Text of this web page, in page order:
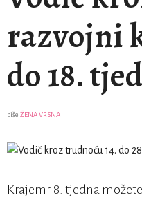
razvojni
do 18.
piše ŽENA VRSNA
Krajem 18. tjedna